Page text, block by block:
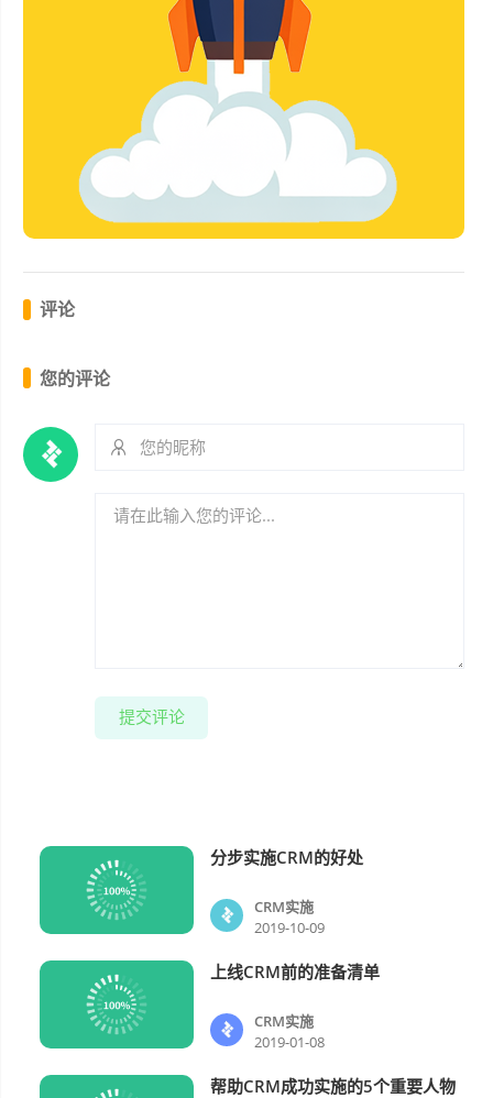
评论
您的评论
提交评论
分步实施CRM的好处
CRM实施
2019-10-09
上线CRM前的准备清单
CRM实施
2019-01-08
帮助CRM成功实施的5个重要人物